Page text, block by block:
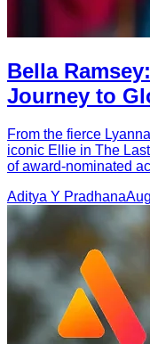
Bella
Journey to
From the fierce
iconic Ellie in The
of award-nominated
Aditya Y Pradhana